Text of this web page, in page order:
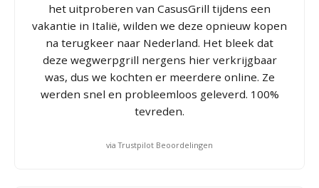
het uitproberen van CasusGrill tijdens een
vakantie in Italië, wilden we deze opnieuw kopen
na terugkeer naar Nederland. Het bleek dat
deze wegwerpgrill nergens hier verkrijgbaar
was, dus we kochten er meerdere online. Ze
werden snel en probleemloos geleverd. 100%
tevreden.
via Trustpilot Beoordelingen